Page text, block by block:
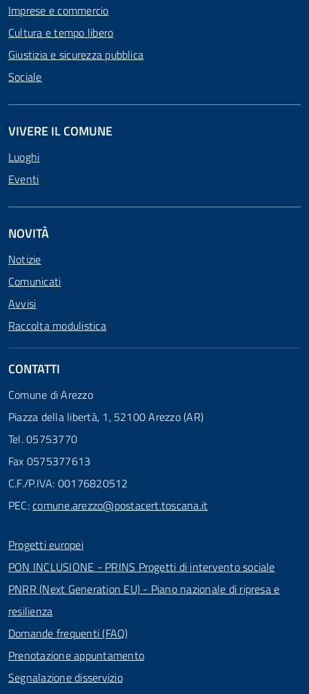
Imprese e commercio
Cultura e tempo libero
Giustizia e sicurezza pubblica
Sociale
VIVERE IL COMUNE
Luoghi
Eventi
NOVITÀ
Notizie
Comunicati
Avvisi
Raccolta modulistica
CONTATTI
Comune di Arezzo
Piazza della libertà, 1, 52100 Arezzo (AR)
Tel. 05753770
Fax 0575377613
C.F./P.IVA: 00176820512
PEC:comune.arezzo@postacert.toscana.it
Progetti europei
PON INCLUSIONE - PRINS Progetti di intervento sociale
PNRR (Next Generation EU) - Piano nazionale di ripresa e
resilienza
Domande frequenti (FAQ)
Prenotazione appuntamento
Segnalazione disservizio